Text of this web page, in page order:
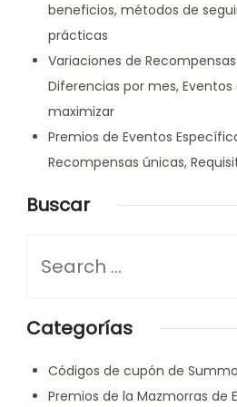
beneficios, métodos de
prácticas
Variaciones de
Diferencias por mes,
maximizar
Premios de Eventos
Recompensas únicas,
Buscar
for
Categorías
Códigos de cupón de
Premios de la Mazmorras de